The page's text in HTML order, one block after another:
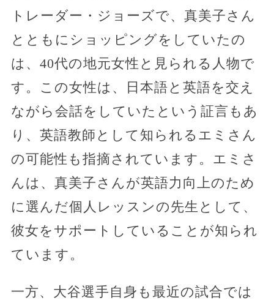
トレーダー・ジョーズで、真美子さん
とともにショッピングをしていたの
は、40代の地元女性と見られる人物で
す。この女性は、日本語と英語を交え
ながら会話をしていたという証言もあ
り、英語教師として知られるエミさん
の可能性も指摘されています。エミさ
んは、真美子さんが英語力向上のため
に選んだ個人レッスンの先生として、
彼女をサポートしていることが知られ
ています。
一方、大谷選手自身も最近の試合では